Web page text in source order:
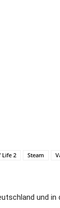
Life 2 Steam
und